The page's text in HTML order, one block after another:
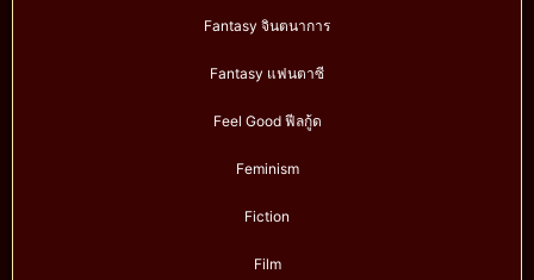
Fantasy จินตนาการ
Fantasy แฟนตาซี
Feel Good ฟีลกู้ด
Feminism
Fiction
Film